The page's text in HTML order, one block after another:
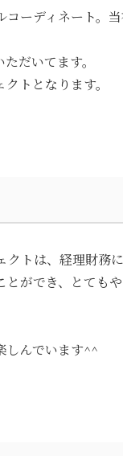
ーディネート。
だいてます。
トとなります。
トは、経理財務
ができ、とても
しんでいます^^